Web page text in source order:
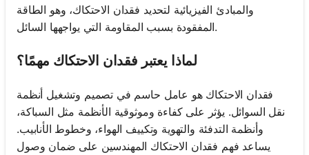
والمبادئ الفيزيائية لتحديد فقدان الاحتكاك، وهو الطاقة
المفقودة بسبب المقاومة التي يواجهها السائل.
لماذا يعتبر فقدان الاحتكاك مهمًا؟
فقدان الاحتكاك هو عامل حاسم في تصميم وتشغيل أنظمة
نقل السوائل. يؤثر على كفاءة وموثوقية الأنظمة مثل السباكة،
وأنظمة التدفئة والتهوية وتكييف الهواء، وخطوط الأنابيب.
يساعد فهم فقدان الاحتكاك المهندسين على ضمان وصول